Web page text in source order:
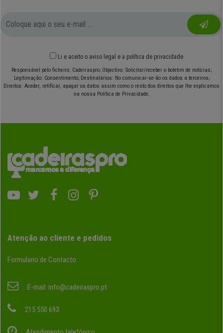
Li e aceito o aviso legal e a política de privacidade
Responsável pelo ficheiro: Cadeiraspro; Objectivo: Solicitar/receber o boletim de notícias;
Legitimação: Consentimento; Destinatários: No comunicar-se-ão os dados a terceiros;
Direitos: Aceder, retificar, apagar os datos assim como o resto dos direitos que lhe explicamos
na nossa Política de Privacidade.
Atenção ao cliente e pedidos
Formulario de Contacto
E-mail: info@cadeiraspro.pt
215 550 693